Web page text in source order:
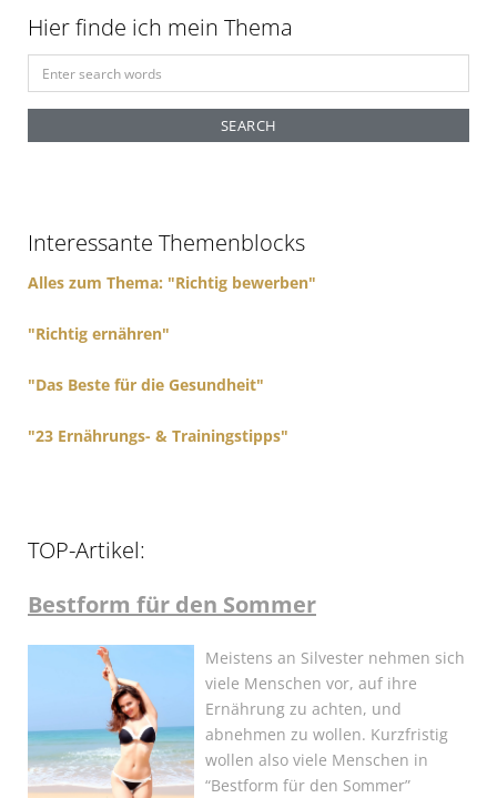
Hier finde ich mein Thema
e
r
o
Interessante Themenblocks
Alles zum Thema: "Richtig bewerben"
"Richtig ernähren"
"Das Beste für die Gesundheit"
"23 Ernährungs- & Trainingstipps"
TOP-Artikel:
Bestform für den Sommer
Meistens an Silvester nehmen sich
viele Menschen vor, auf ihre
Ernährung zu achten, und
abnehmen zu wollen. Kurzfristig
wollen also viele Menschen in
“Bestform für den Sommer”